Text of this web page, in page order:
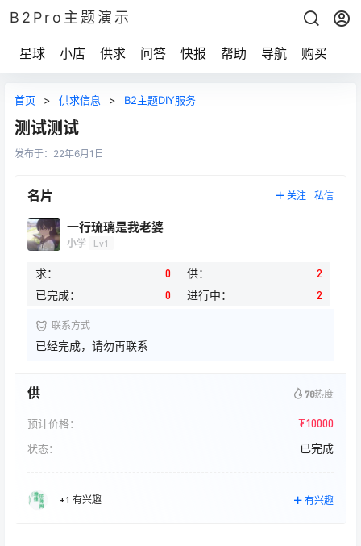
B2Pro主题演示
星球 小店 供求 问答 快报 帮助 导航 购买
首页 > 供求信息 > B2主题DIY服务
测试测试
发布于： 22年6月1日
名片 关注 私信
一行琉璃是我老婆
小学 Lv1
求： 0 供：
2
已完成：
0 进行中： 2
联系方式
已经完成，请勿再联系
供 78热度
预计价格： ₮10000
状态： 已完成
+1 有兴趣 有兴趣